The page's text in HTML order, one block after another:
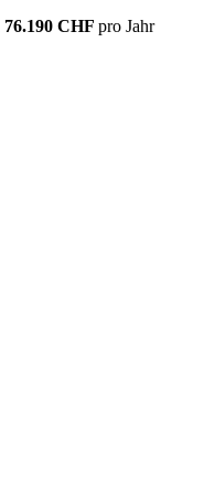
76.190 CHF pro Jahr